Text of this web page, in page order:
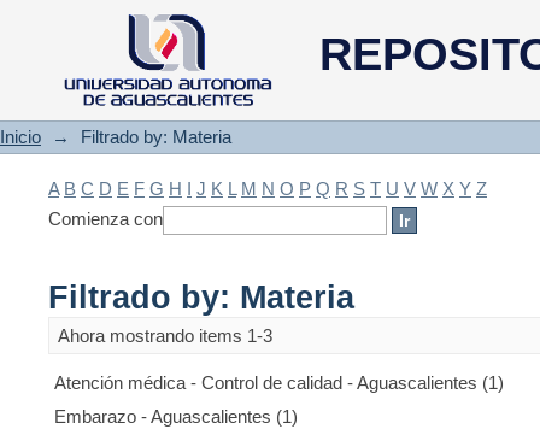
Filtrado by: Materia
Inicio → Filtrado by: Materia
A B C D E F G H I J K L M N O P Q R S T U V W X Y Z
Comienza con
Filtrado by: Materia
Ahora mostrando items 1-3
Atención médica - Control de calidad - Aguascalientes (1)
Embarazo - Aguascalientes (1)